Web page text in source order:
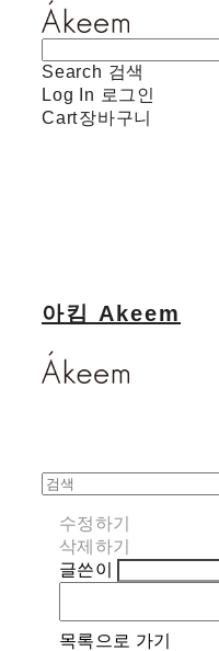
Search 검색
Log In 로그인
Cart장바구니
아킴 Akeem
수정하기
삭제하기
글쓴이
목록으로 가기